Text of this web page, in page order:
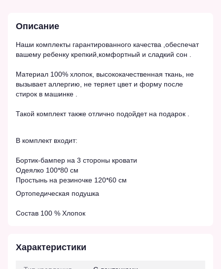
Описание
Наши комплекты гарантированного качества ,обеспечат
вашему ребенку крепкий,комфортный и сладкий сон .
Материал 100% хлопок, высококачественная ткань, не
вызывает аллергию, не теряет цвет и форму после
стирок в машинке .
Такой комплект также отлично подойдет на подарок .
В комплект входит:
Бортик-бампер на 3 стороны кровати
Одеялко 100*80 см
Простынь на резиночке 120*60 см
Ортопедическая подушка
Состав 100 % Хлопок
Характеристики